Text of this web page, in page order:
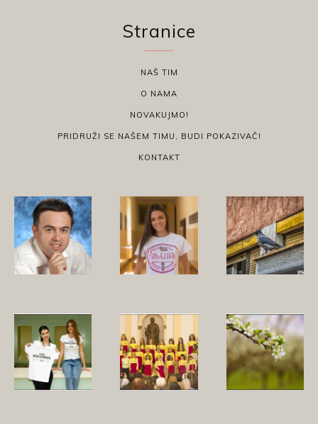
Stranice
NAŠ TIM
O NAMA
NOVAKUJMO!
PRIDRUŽI SE NAŠEM TIMU, BUDI POKAZIVAČ!
KONTAKT